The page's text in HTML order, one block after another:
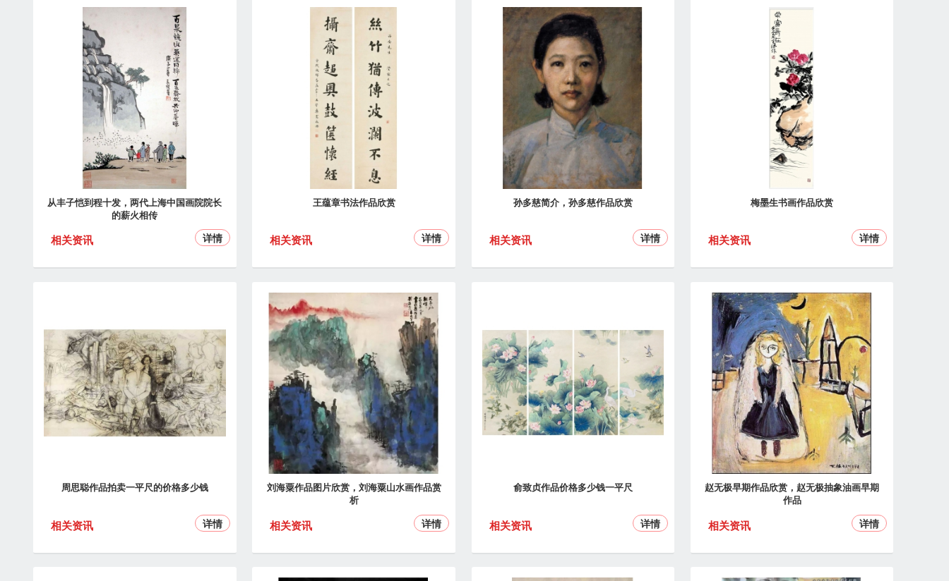
从丰子恺到程十发，两代上海中国画院院长
的薪火相传
相关资讯 详情
王蕴章书法作品欣赏
相关资讯 详情
孙多慈简介，孙多慈作品欣赏
相关资讯 详情
梅墨生书画作品欣赏
相关资讯 详情
周思聪作品拍卖一平尺的价格多少钱
相关资讯 详情
刘海粟作品图片欣赏，刘海粟山水画作品赏
析
相关资讯 详情
俞致贞作品价格多少钱一平尺
相关资讯 详情
赵无极早期作品欣赏，赵无极抽象油画早期
作品
相关资讯 详情